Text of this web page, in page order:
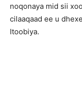
noqonaya mid sii
cilaaqaad ee u
Itoobiya.